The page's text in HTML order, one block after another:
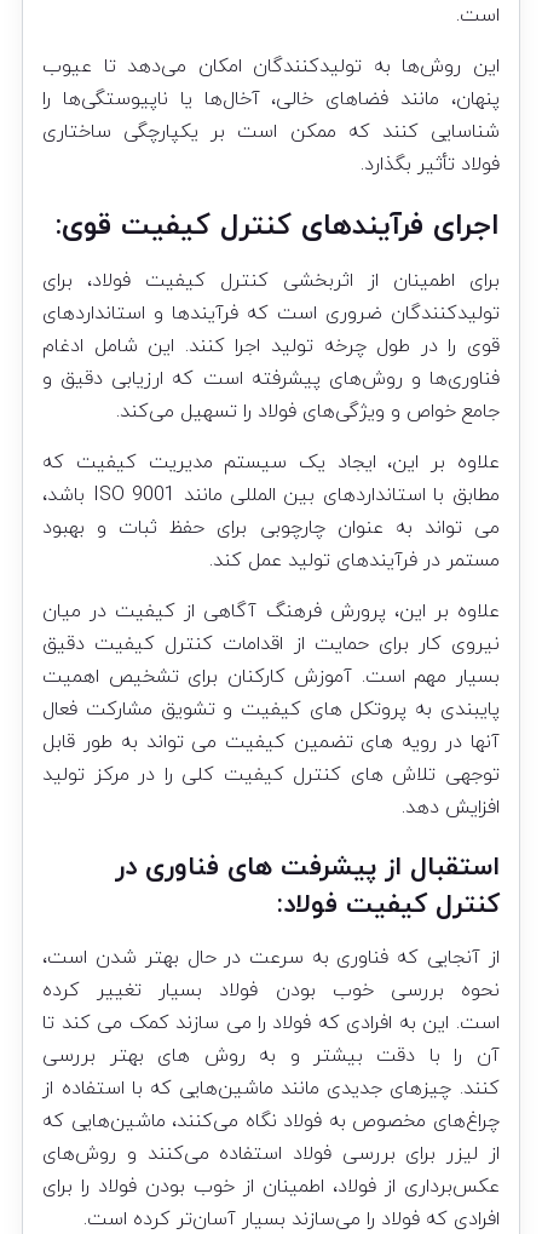
است.
این روش‌ها به تولیدکنندگان امکان می‌دهد تا عیوب
پنهان، مانند فضاهای خالی، آخال‌ها یا ناپیوستگی‌ها را
شناسایی کنند که ممکن است بر یکپارچگی ساختاری
فولاد تأثیر بگذارد.
اجرای فرآیندهای کنترل کیفیت قوی:
برای اطمینان از اثربخشی کنترل کیفیت فولاد، برای
تولیدکنندگان ضروری است که فرآیندها و استانداردهای
قوی را در طول چرخه تولید اجرا کنند. این شامل ادغام
فناوری‌ها و روش‌های پیشرفته است که ارزیابی دقیق و
جامع خواص و ویژگی‌های فولاد را تسهیل می‌کند.
علاوه بر این، ایجاد یک سیستم مدیریت کیفیت که
مطابق با استانداردهای بین المللی مانند ISO 9001 باشد،
می تواند به عنوان چارچوبی برای حفظ ثبات و بهبود
مستمر در فرآیندهای تولید عمل کند.
علاوه بر این، پرورش فرهنگ آگاهی از کیفیت در میان
نیروی کار برای حمایت از اقدامات کنترل کیفیت دقیق
بسیار مهم است. آموزش کارکنان برای تشخیص اهمیت
پایبندی به پروتکل های کیفیت و تشویق مشارکت فعال
آنها در رویه های تضمین کیفیت می تواند به طور قابل
توجهی تلاش های کنترل کیفیت کلی را در مرکز تولید
افزایش دهد.
استقبال از پیشرفت های فناوری در
کنترل کیفیت فولاد:
از آنجایی که فناوری به سرعت در حال بهتر شدن است،
نحوه بررسی خوب بودن فولاد بسیار تغییر کرده
است. این به افرادی که فولاد را می سازند کمک می کند تا
آن را با دقت بیشتر و به روش های بهتر بررسی
کنند. چیزهای جدیدی مانند ماشین‌هایی که با استفاده از
چراغ‌های مخصوص به فولاد نگاه می‌کنند، ماشین‌هایی که
از لیزر برای بررسی فولاد استفاده می‌کنند و روش‌های
عکس‌برداری از فولاد، اطمینان از خوب بودن فولاد را برای
افرادی که فولاد را می‌سازند بسیار آسان‌تر کرده است.